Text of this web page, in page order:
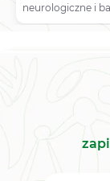
neurologiczne i